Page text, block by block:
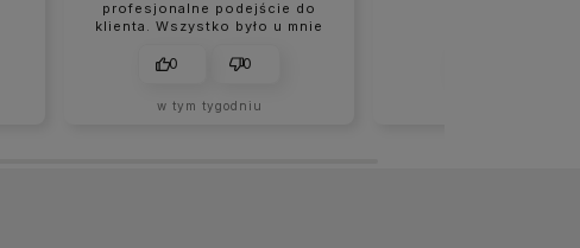
profesjonalne podejście do
klienta. Wszystko było u mnie
moje ostatnie zakupy w tym
0 0
w tym tygodniu